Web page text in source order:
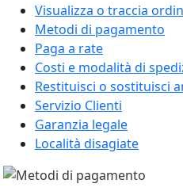
Visualizza o traccia
Metodi di pagamento
Paga a rate
Costi e modalità di
Restituisci o sostituisci
Servizio Clienti
Garanzia legale
Località disagiate